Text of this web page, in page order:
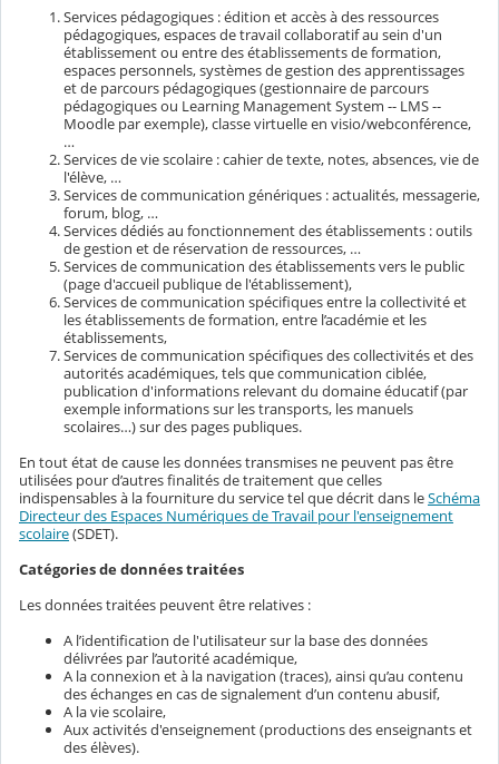
Services pédagogiques : édition et accès à des ressources
pédagogiques, espaces de travail collaboratif au sein d'un
établissement ou entre des établissements de formation,
espaces personnels, systèmes de gestion des apprentissages
et de parcours pédagogiques (gestionnaire de parcours
pédagogiques ou Learning Management System -- LMS --
Moodle par exemple), classe virtuelle en visio/webconférence,
…
Services de vie scolaire : cahier de texte, notes, absences, vie de
l'élève, …
Services de communication génériques : actualités, messagerie,
forum, blog, …
Services dédiés au fonctionnement des établissements : outils
de gestion et de réservation de ressources, …
Services de communication des établissements vers le public
(page d'accueil publique de l'établissement),
Services de communication spécifiques entre la collectivité et
les établissements de formation, entre l’académie et les
établissements,
Services de communication spécifiques des collectivités et des
autorités académiques, tels que communication ciblée,
publication d'informations relevant du domaine éducatif (par
exemple informations sur les transports, les manuels
scolaires…) sur des pages publiques.
En tout état de cause les données transmises ne peuvent pas être
utilisées pour d’autres finalités de traitement que celles
indispensables à la fourniture du service tel que décrit dans leSchéma
Directeur des Espaces Numériques de Travail pour l'enseignement
scolaire(SDET).
Catégories de données traitées
Les données traitées peuvent être relatives :
A l’identification de l'utilisateur sur la base des données
délivrées par l’autorité académique,
A la connexion et à la navigation (traces), ainsi qu’au contenu
des échanges en cas de signalement d’un contenu abusif,
A la vie scolaire,
Aux activités d'enseignement (productions des enseignants et
des élèves).